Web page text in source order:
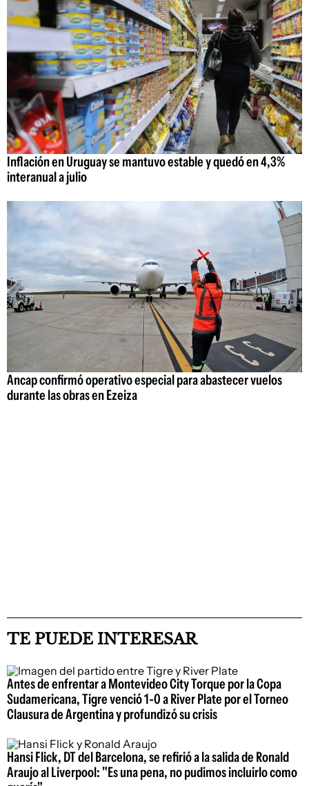
Inflación en Uruguay se mantuvo estable y quedó en 4,3%
interanual a julio
Ancap confirmó operativo especial para abastecer vuelos
durante las obras en Ezeiza
TE PUEDE INTERESAR
Antes de enfrentar a Montevideo City Torque por la Copa
Sudamericana, Tigre venció 1-0 a River Plate por el Torneo
Clausura de Argentina y profundizó su crisis
Hansi Flick, DT del Barcelona, se refirió a la salida de Ronald
Araujo al Liverpool: "Es una pena, no pudimos incluirlo como